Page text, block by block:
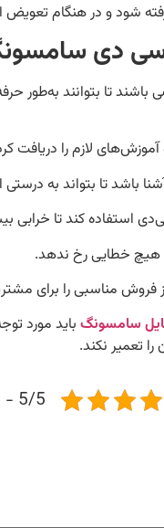
شود و در هنگام
سی دی
تا بتوانند به‌طور
سامسونگ باید مورد
تعمیر نکند.
5/5 - (2 امتیاز)